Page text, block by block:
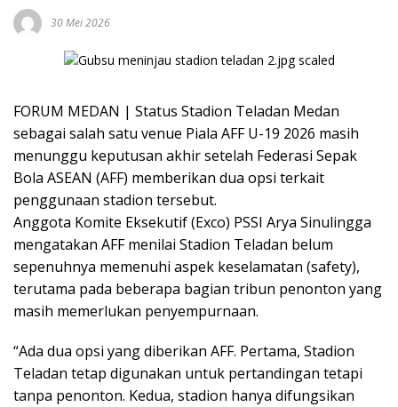
30 Mei 2026
FORUM MEDAN | Status Stadion Teladan Medan
sebagai salah satu venue Piala AFF U-19 2026 masih
menunggu keputusan akhir setelah Federasi Sepak
Bola ASEAN (AFF) memberikan dua opsi terkait
penggunaan stadion tersebut.
Anggota Komite Eksekutif (Exco) PSSI Arya Sinulingga
mengatakan AFF menilai Stadion Teladan belum
sepenuhnya memenuhi aspek keselamatan (safety),
terutama pada beberapa bagian tribun penonton yang
masih memerlukan penyempurnaan.
“Ada dua opsi yang diberikan AFF. Pertama, Stadion
Teladan tetap digunakan untuk pertandingan tetapi
tanpa penonton. Kedua, stadion hanya difungsikan